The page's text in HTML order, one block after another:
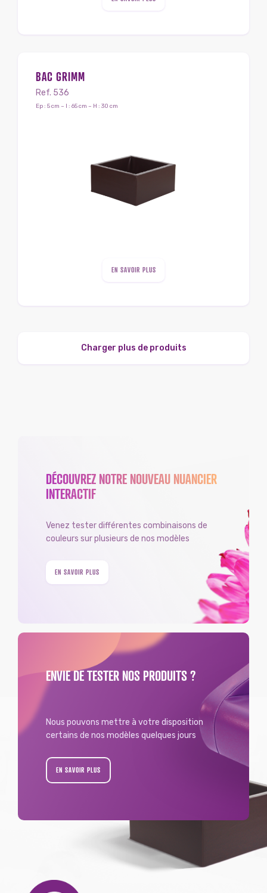
BAC GRIMM
Ref. 536
Ep : 5 cm – l : 65 cm – H : 30 cm
EN SAVOIR PLUS
Charger plus de produits
DÉCOUVREZ NOTRE NOUVEAU NUANCIER
INTERACTIF
Venez tester différentes combinaisons de
couleurs sur plusieurs de nos modèles
EN SAVOIR PLUS
ENVIE DE TESTER NOS PRODUITS ?
Nous pouvons mettre à votre disposition
certains de nos modèles quelques jours
EN SAVOIR PLUS